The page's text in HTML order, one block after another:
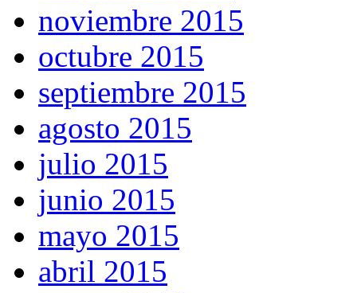
noviembre 2015
octubre 2015
septiembre 2015
agosto 2015
julio 2015
junio 2015
mayo 2015
abril 2015